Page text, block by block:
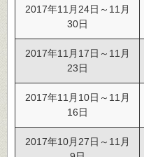
2017年11月24日～11月
30日
2017年11月17日～11月
23日
2017年11月10日～11月
16日
2017年10月27日～11月